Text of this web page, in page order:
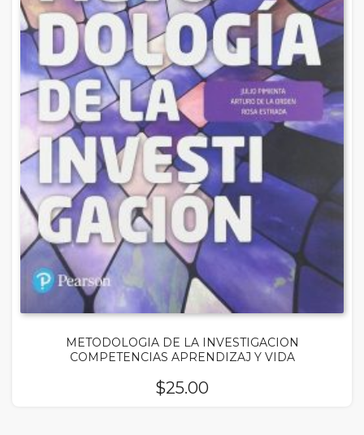
METODOLOGIA DE LA INVESTIGACION
COMPETENCIAS APRENDIZAJ Y VIDA
$25.00